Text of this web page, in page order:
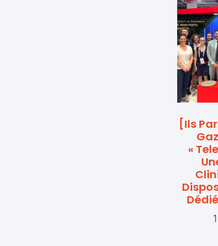
[Ils
«